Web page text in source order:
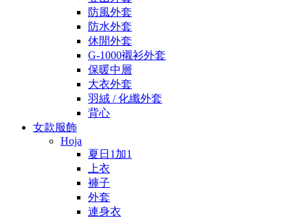
防風外套
防水外套
休閒外套
G-1000襯衫外套
保暖中層
大衣外套
羽絨 / 化纖外套
背心
女款服飾
Hoja
夏日1加1
上衣
褲子
外套
連身衣